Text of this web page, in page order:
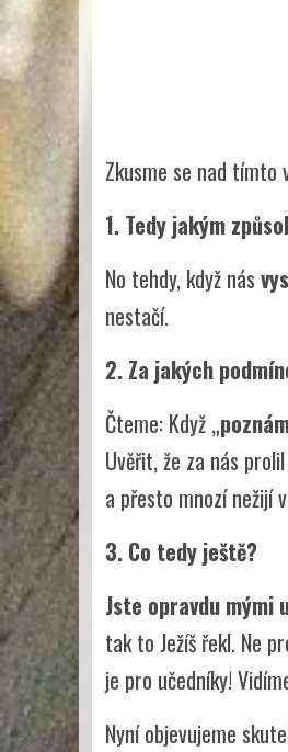
Zkusme se nad tímto
1. Tedy jakým
No tehdy, když nás
nestačí.
2. Za jakých
Čteme: Když „
Uvěřit, že za nás
a přesto mnozí nežijí
3. Co tedy ještě?
Jste opravdu mými
tak to Ježíš řekl. Ne
je pro učedníky!
Nyní objevujeme